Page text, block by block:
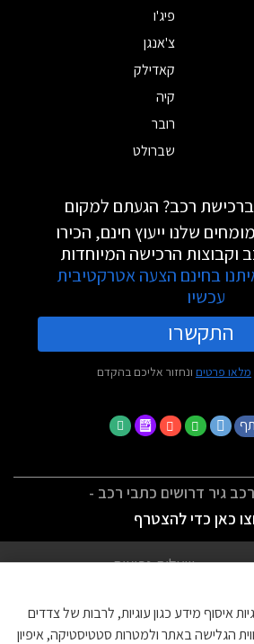
פיג'ו
צ'אנגן
קאדילק
קיה
רובר
שברולט
ברכישת רכב? הגעתם למקום
שלנו ייעוץ חינם, הכירו
וקבוצות הרכישה המיוחדות
בחינם הצעה אטרקטיבית
עכשיו
התקשרו
מלאו פרטים ונחזור אליכם בהקדם
גיר דרושים כתבי רכב -
כאן כדי להצטרף
שאלות נפוצות
צור קשר
איסוף מידע כגון עוגיות, לרבות של צדדים
הגלישה באתר ולמטרות סטטיסטיקה, איפיון